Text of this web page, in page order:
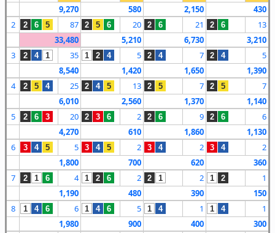
9,270
580 2,150
430
2
2 6 5 87 2 5 6 20 2 6 21 2 6
13
33,480
5,210 6,730
3,210
3
2 4 1 35 1 2 4 5 2 4 7 2 4
5
8,540
1,420 1,650
1,390
4
2 5 4 25 2 4 5 13 2 5 7 2 5
7
6,010
2,560 1,370
1,140
5
2 6 3 20 2 3 6 2 2 6 9 2 6
6
4,270
610 1,860
1,130
6
3 4 5 5 3 4 5 2 3 4 2 3 4
2
1,800
700 620
360
7
2 1 6 4 1 2 6 2 2 1 2 1 2
1
1,190
480 390
150
8
1 4 6 6 1 4 6 5 1 4 1 1 4
1
1,980
900 400
300